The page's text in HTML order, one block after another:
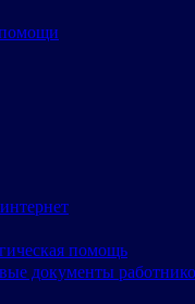
помощи
помощь
документы